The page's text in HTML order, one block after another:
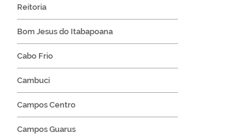
Reitoria
Bom Jesus do Itabapoana
Cabo Frio
Cambuci
Campos Centro
Campos Guarus